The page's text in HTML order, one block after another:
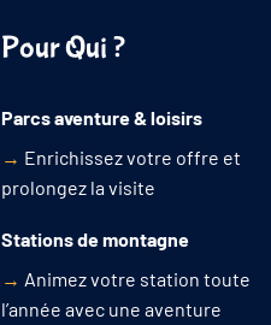
Pour Qui ?
Parcs aventure & loisirs
→ Enrichissez votre offre et
prolongez la visite
Stations de montagne
→ Animez votre station toute
l’année avec une aventure